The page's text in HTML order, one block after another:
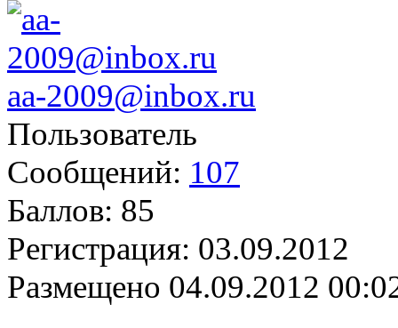
aa-2009@inbox.ru
Пользователь
Сообщений: 107
Баллов: 85
Регистрация: 03.09.2012
Размещено 04.09.2012